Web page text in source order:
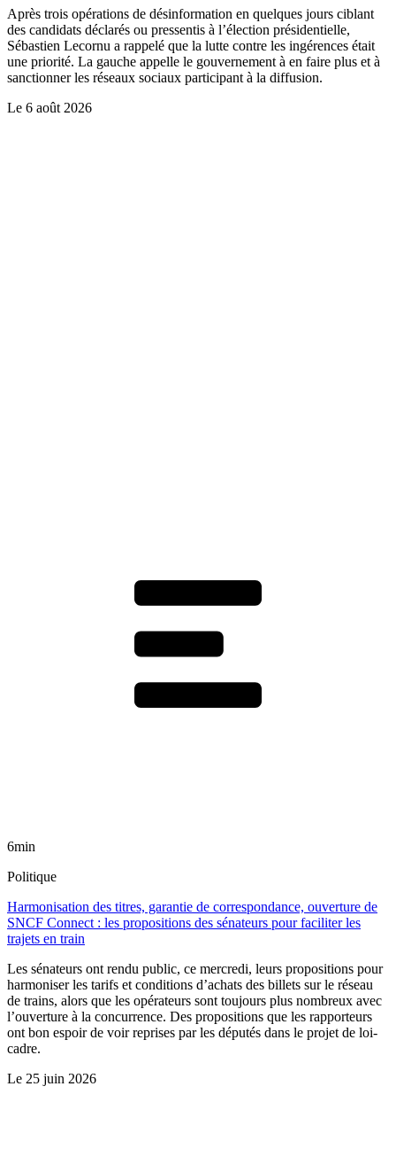
Après trois opérations de désinformation en quelques jours ciblant
des candidats déclarés ou pressentis à l’élection présidentielle,
Sébastien Lecornu a rappelé que la lutte contre les ingérences était
une priorité. La gauche appelle le gouvernement à en faire plus et à
sanctionner les réseaux sociaux participant à la diffusion.
Le 6 août 2026
6min
Politique
Harmonisation des titres, garantie de correspondance, ouverture de
SNCF Connect : les propositions des sénateurs pour faciliter les
trajets en train
Les sénateurs ont rendu public, ce mercredi, leurs propositions pour
harmoniser les tarifs et conditions d’achats des billets sur le réseau
de trains, alors que les opérateurs sont toujours plus nombreux avec
l’ouverture à la concurrence. Des propositions que les rapporteurs
ont bon espoir de voir reprises par les députés dans le projet de loi-
cadre.
Le 25 juin 2026